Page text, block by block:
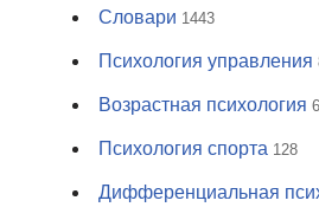
Словари 1443
Психология управления
Возрастная психология
Психология спорта 128
Дифференциальная